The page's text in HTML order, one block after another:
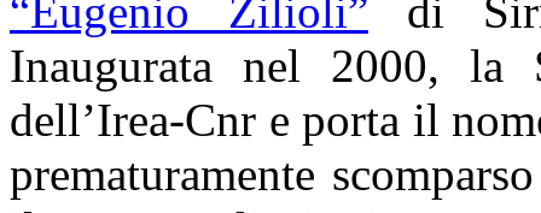
“Eugenio Zilioli” di
Inaugurata nel 2000, la
dell’Irea-Cnr e porta il
prematuramente